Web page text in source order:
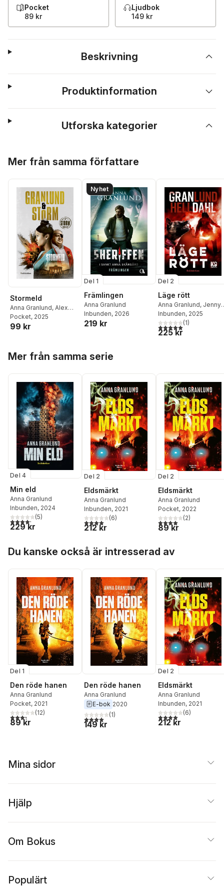
Pocket
89 kr
Ljudbok
149 kr
Beskrivning
Produktinformation
Utforska kategorier
Mer från samma författare
Stormeld
Anna Granlund, Alex
Storm
Pocket, 2025
99 kr
Nyhet
Del 1
Främlingen
Anna Granlund
Inbunden, 2026
219 kr
Del 2
Läge rött
Anna Granlund, Jenny
Helldahl
Inbunden, 2025
5,0utav 5 stjärnor.
(1)
225 kr
Mer från samma serie
Del 4
Min eld
Anna Granlund
Inbunden, 2024
4,2utav 5 stjärnor. Totalt antal röster:
(5)
229 kr
Del 2
Eldsmärkt
Anna Granlund
Inbunden, 2021
4,0utav 5 stjärnor. Totalt antal röster:
(6)
212 kr
Del 2
Eldsmärkt
Anna Granlund
Pocket, 2022
4,0utav 5 stjärnor.
(2)
89 kr
Du kanske också är intresserad av
Del 1
Den röde hanen
Anna Granlund
Pocket, 2021
3,3utav 5 stjärnor. Totalt antal röster:
(12)
89 kr
Den röde hanen
Anna Granlund
E-bok 2020
4,0utav 5 stjärnor. Totalt antal röster:
(1)
149 kr
Del 2
Eldsmärkt
Anna Granlund
Inbunden, 2021
4,0utav 5 stjärnor.
(6)
212 kr
Mina sidor
Hjälp
Om Bokus
Populärt